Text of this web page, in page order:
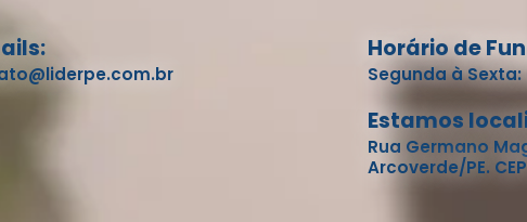
Horário de
Segunda à Sexta:
Estamos
Rua Germano
Arcoverde/PE.